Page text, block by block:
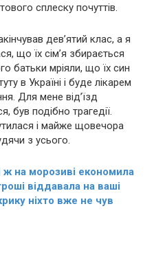
сплеску почуттів.
дев’ятий клас, а я
що їх сім’я збирається
батьки мріяли, що їх син
в Україні і буде лікарем
Для мене від’їзд
був подібно тpaгeдії.
і майже щовечора
з усього.
ж на морозиві економила
віддавала на ваші
ніхто вже не чув